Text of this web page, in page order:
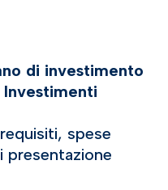
di investimento
spese
presentazione